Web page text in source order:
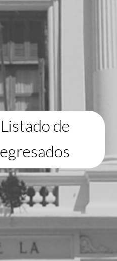
Listado de
egresados